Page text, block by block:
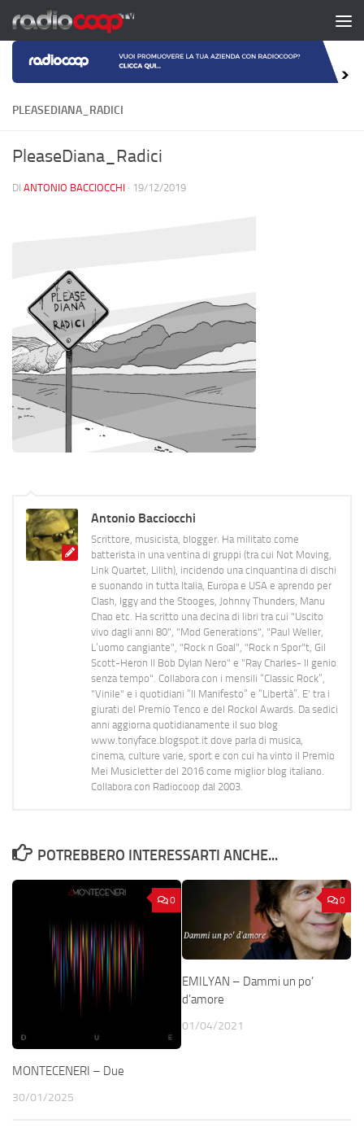
Salta al contenuto
PLEASEDIANA_RADICI
PleaseDiana_Radici
DI ANTONIO BACCIOCCHI · 19/12/2019
Antonio Bacciocchi
Scrittore, musicista, blogger. Ha militato come
batterista in una ventina di gruppi (tra cui Not Moving,
Link Quartet, Lilith), incidendo una cinquantina di dischi
e suonando in tutta Italia, Europa e USA e aprendo per
Clash, Iggy and the Stooges, Johnny Thunders, Manu
Chao etc. Ha scritto una decina di libri tra cui "Uscito
vivo dagli anni 80", "Mod Generations", "Paul Weller,
L’uomo cangiante", "Rock n Goal", "Rock n Spor"t, Gil
Scott-Heron Il Bob Dylan Nero" e "Ray Charles- Il genio
senza tempo". Collabora con i mensili “Classic Rock”,
"Vinile" e i quotidiani “Il Manifesto” e “Libertà”. E' tra i
giurati del Premio Tenco e del Rockol Awards. Da sedici
anni aggiorna quotidianamente il suo blog
www.tonyface.blogspot.it dove parla di musica,
cinema, culture varie, sport e con cui ha vinto il Premio
Mei Musicletter del 2016 come miglior blog italiano.
Collabora con Radiocoop dal 2003.
POTREBBERO INTERESSARTI ANCHE...
0
MONTECENERI – Due
30/01/2025
0
EMILYAN – Dammi un po’
d’amore
01/04/2021